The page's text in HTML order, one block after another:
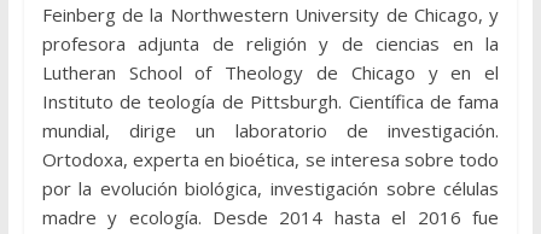
Feinberg de la Northwestern University de Chicago, y
profesora adjunta de religión y de ciencias en la
Lutheran School of Theology de Chicago y en el
Instituto de teología de Pittsburgh. Científica de fama
mundial, dirige un laboratorio de investigación.
Ortodoxa, experta en bioética, se interesa sobre todo
por la evolución biológica, investigación sobre células
madre y ecología. Desde 2014 hasta el 2016 fue